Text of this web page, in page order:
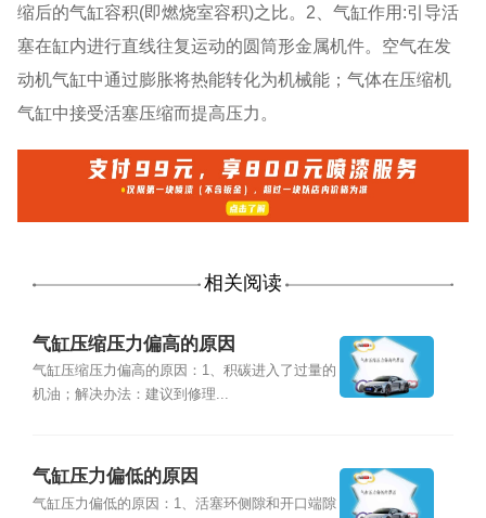
缩后的气缸容积(即燃烧室容积)之比。2、气缸作用:引导活
塞在缸内进行直线往复运动的圆筒形金属机件。空气在发
动机气缸中通过膨胀将热能转化为机械能；气体在压缩机
气缸中接受活塞压缩而提高压力。
相关阅读
气缸压缩压力偏高的原因
气缸压缩压力偏高的原因：1、积碳进入了过量的
机油；解决办法：建议到修理...
气缸压力偏低的原因
气缸压力偏低的原因：1、活塞环侧隙和开口端隙